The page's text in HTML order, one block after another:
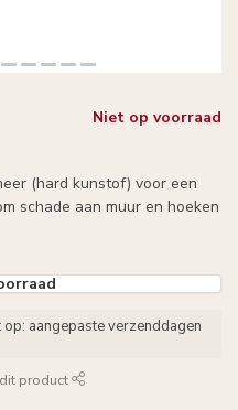
Niet op voorraad
(hard kunstof) voor een
schade aan muur en hoeken
aangepaste verzenddagen
product